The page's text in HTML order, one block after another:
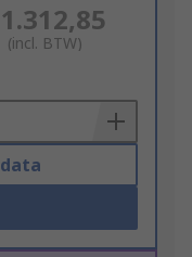
(incl. BTW)